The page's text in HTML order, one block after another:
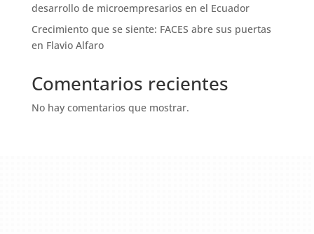
desarrollo de microempresarios en el Ecuador
Crecimiento que se siente: FACES abre sus puertas
en Flavio Alfaro
Comentarios recientes
No hay comentarios que mostrar.